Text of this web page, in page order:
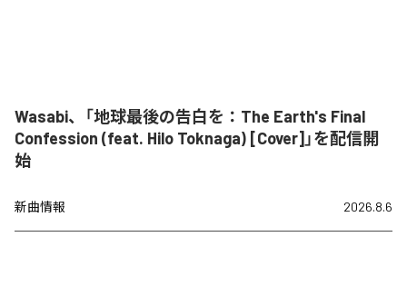
Wasabi、「地球最後の告白を：The Earth's Final
Confession (feat. Hilo Toknaga) [Cover]」を配信開
始
新曲情報 2026.8.6